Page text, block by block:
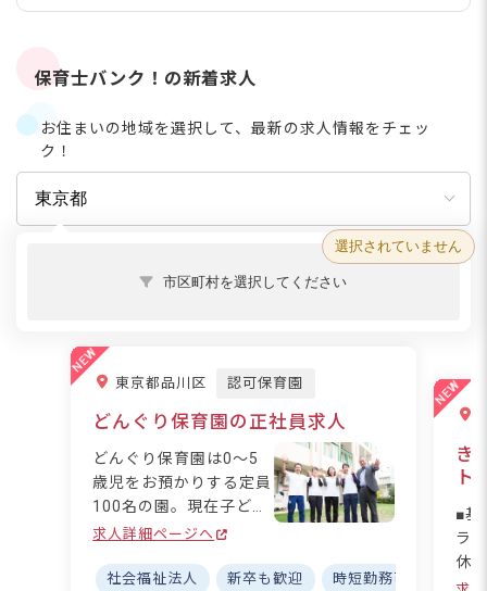
の子どもたちが放課後に安心して過ごせ
る場を提供する施設です。保護者が働い
れ、地域や自治体によって運営形態も異
なります。 学童保育の役割・種類 学童
保育（放課後児童クラブ）は、主に共働
き家庭やひとり親家庭など、保護者が昼
保育士バンク！の新着求人
お住まいの地域を選択して、最新の求人情報をチェッ
ク！
選択されていません
市区町村を選択してください
東京都品川区 認可保育園
どんぐり保育園の正社員求人
どんぐり保育園は0～5
歳児をお預かりする定員
100名の園。現在子ども
たちの成長に寄り添って
を募集中です。当法人で
求人詳細ページへ
社会福祉法人 新卒も歓迎 時短勤務可 福利
き
ト
■基
ラ
休
中